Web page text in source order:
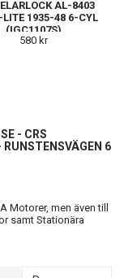
AL-8403
1935-48 6-CYL
(IGC1107S)
580 kr
- CRS
RUNSTENSVÄGEN 6
Motorer, men även till
samt Stationära